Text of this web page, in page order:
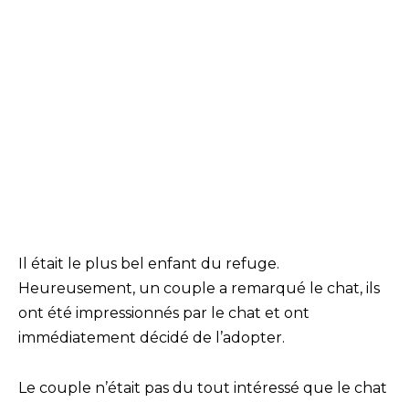
Il était le plus bel enfant du refuge.
Heureusement, un couple a remarqué le chat, ils
ont été impressionnés par le chat et ont
immédiatement décidé de l’adopter.
Le couple n’était pas du tout intéressé que le chat